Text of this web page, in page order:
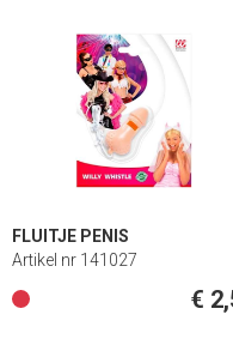
FLUITJE PENIS
Artikel nr 141027
€